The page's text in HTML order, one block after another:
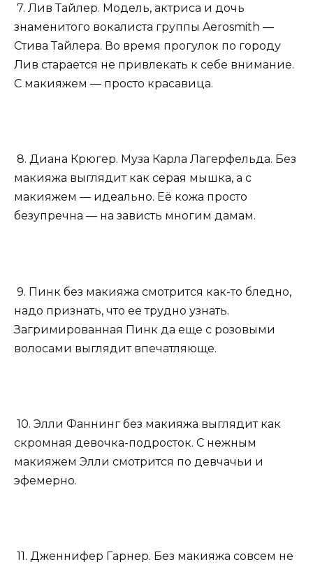
7. Лив Тайлер. Модель, актриса и дочь
знаменитого вокалиста группы Aerosmith —
Стива Тайлера. Во время прогулок по городу
Лив старается не привлекать к себе внимание.
С макияжем — просто красавица.
8. Диана Крюгер. Муза Карла Лагерфельда. Без
макияжа выглядит как серая мышка, а с
макияжем — идеально. Её кожа просто
безупречна — на зависть многим дамам.
9. Пинк без макияжа смотрится как-то бледно,
надо признать, что ее трудно узнать.
Загримированная Пинк да еще с розовыми
волосами выглядит впечатляюще.
10. Элли Фаннинг без макияжа выглядит как
скромная девочка-подросток. С нежным
макияжем Элли смотрится по девчачьи и
эфемерно.
11. Дженнифер Гарнер. Без макияжа совсем не